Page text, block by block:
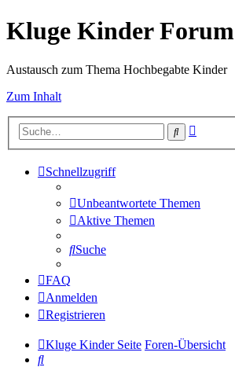
Kluge Kinder Forum
Austausch zum Thema Hochbegabte Kinder
Zum Inhalt
Suche
Schnellzugriff
Unbeantwortete Themen
Aktive Themen
Suche
FAQ
Anmelden
Registrieren
Kluge Kinder Seite Foren-Übersicht
Suche